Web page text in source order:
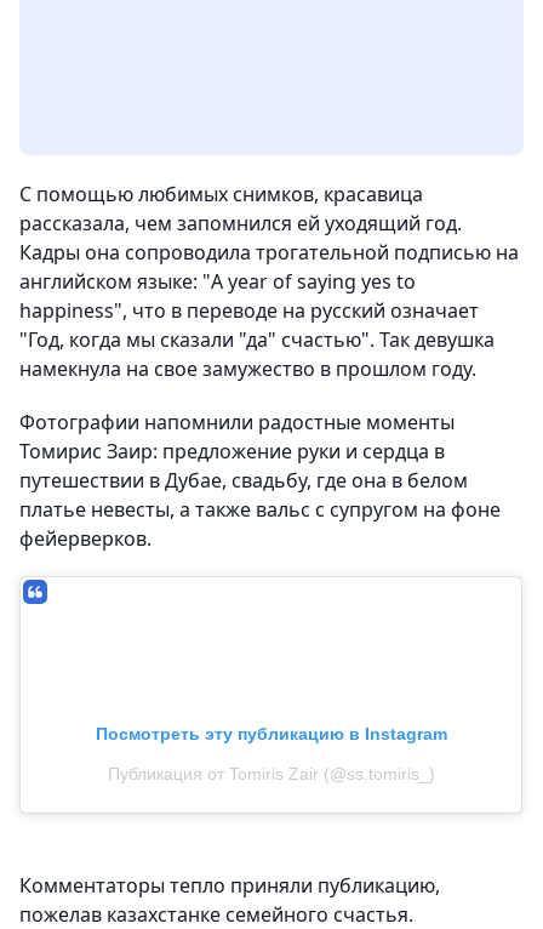
С помощью любимых снимков, красавица
рассказала, чем запомнился ей уходящий год.
Кадры она сопроводила трогательной подписью на
английском языке: "A year of saying yes to
happiness", что в переводе на русский означает
"Год, когда мы сказали "да" счастью". Так девушка
намекнула на свое замужество в прошлом году.
Фотографии напомнили радостные моменты
Томирис Заир: предложение руки и сердца в
путешествии в Дубае, свадьбу, где она в белом
платье невесты, а также вальс с супругом на фоне
фейерверков.
Посмотреть эту публикацию в Instagram
Публикация от Tomiris Zair (@ss.tomiris_)
Комментаторы тепло приняли публикацию,
пожелав казахстанке семейного счастья.